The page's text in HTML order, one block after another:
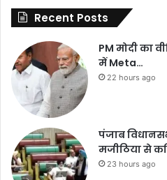
Recent Posts
PM मोदी का
में Meta…
22 hours ago
पंजाब
मजीठिया से
23 hours ago